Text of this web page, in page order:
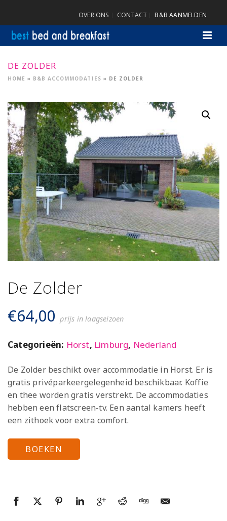
OVER ONS CONTACT B&B AANMELDEN
DE ZOLDER
HOME » B&B ACCOMMODATIES » DE ZOLDER
De Zolder
€64,00 prijs in laagseizoen
Categorieën: Horst, Limburg, Nederland
De Zolder beschikt over accommodatie in Horst. Er is
gratis privéparkeergelegenheid beschikbaar. Koffie
en thee worden gratis verstrekt. De accommodaties
hebben een flatscreen-tv. Een aantal kamers heeft
een zithoek voor extra comfort.
BOEKEN